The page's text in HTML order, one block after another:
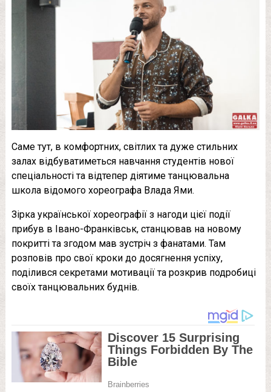
Саме тут, в комфортних, світлих та дуже стильних
залах відбуватиметься навчання студентів нової
спеціальності та відтепер діятиме танцювальна
школа відомого хореографа Влада Ями.
Зірка української хореографії з нагоди цієї події
прибув в Івано-Франківськ, станцював на новому
покритті та згодом мав зустріч з фанатами. Там
розповів про свої кроки до досягнення успіху,
поділився секретами мотивації та розкрив подробиці
своїх танцювальних буднів.